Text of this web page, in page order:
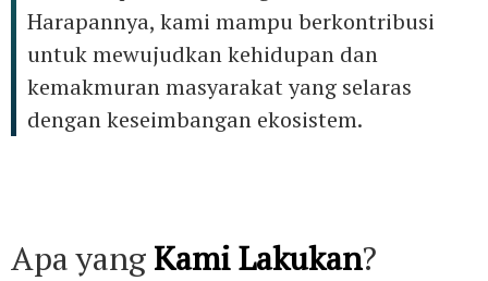
Harapannya, kami mampu berkontribusi
untuk mewujudkan kehidupan dan
kemakmuran masyarakat yang selaras
dengan keseimbangan ekosistem.
Apa yang Kami Lakukan?